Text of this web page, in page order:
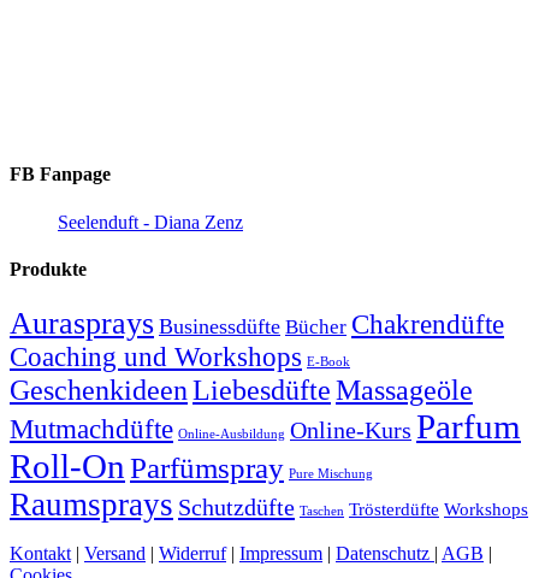
FB Fanpage
Seelenduft - Diana Zenz
Produkte
Aurasprays Businessdüfte Bücher Chakrendüfte
Coaching und Workshops E-Book
GeschenkideenLiebesdüfteMassageöle
Mutmachdüfte Online-Ausbildung Online-Kurs Parfum
Roll-On Parfümspray Pure Mischung
Raumsprays Schutzdüfte Taschen Trösterdüfte Workshops
Kontakt | Versand | Widerruf| Impressum | Datenschutz | AGB |